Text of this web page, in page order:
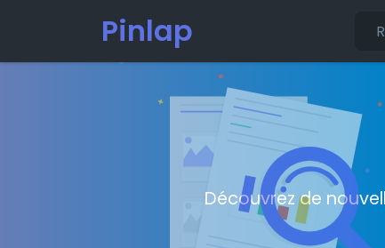
Pinlap
Découvrez de